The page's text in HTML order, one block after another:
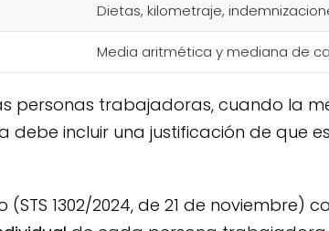
Dietas, kilometraje,
Media aritmética y mediana de
personas trabajadoras, cuando la
debe incluir una justificación de que
1302/2024, de 21 de noviembre)